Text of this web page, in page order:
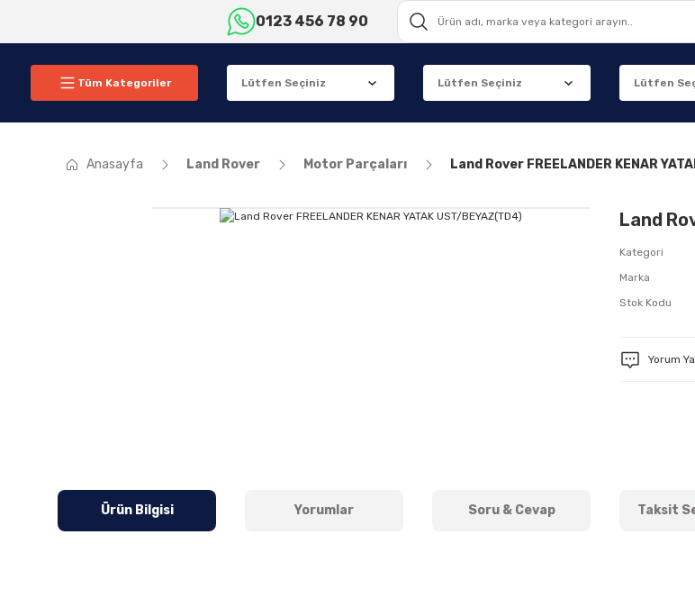
0123 456 78 90
Tüm Kategoriler
Anasayfa Land Rover Motor Parçaları Land Rover FREELANDER KENAR
Land
Kategori
Marka
Stok Kodu
Yorum
Ürün Bilgisi Yorumlar Soru & Cevap Taksit